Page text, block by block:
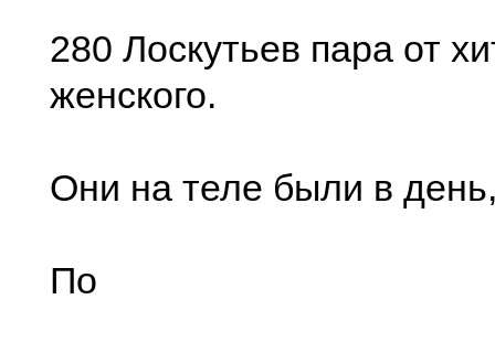
280 Лоскутьев пара от
женского.
Они на теле были в день,
По